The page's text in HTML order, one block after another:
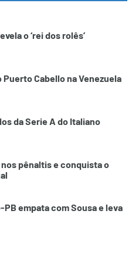
o ‘rei dos rolês’
Cabello na Venezuela
da Serie A do Italiano
pênaltis e conquista o
empata com Sousa e leva